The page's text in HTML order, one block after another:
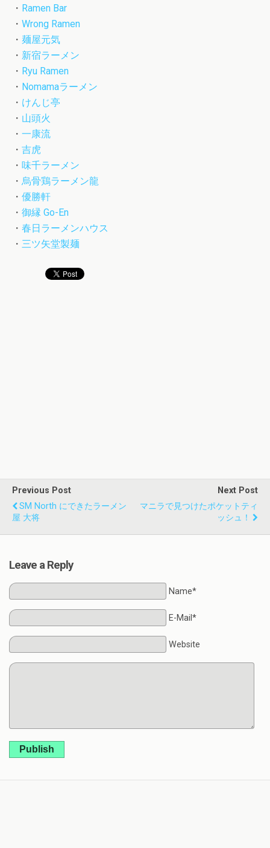
・ Ramen Bar
・ Wrong Ramen
・ 麺屋元気
・ 新宿ラーメン
・ Ryu Ramen
・ Nomamaラーメン
・ けんじ亭
・ 山頭火
・ 一康流
・ 吉虎
・ 味千ラーメン
・ 烏骨鶏ラーメン龍
・ 優勝軒
・ 御縁 Go-En
・ 春日ラーメンハウス
・ 三ツ矢堂製麺
Previous Post
SM North にできたラーメン
屋 大将
Next Post
マニラで見つけたポケットティ
ッシュ！
Leave a Reply
Name*
E-Mail*
Website
Publish